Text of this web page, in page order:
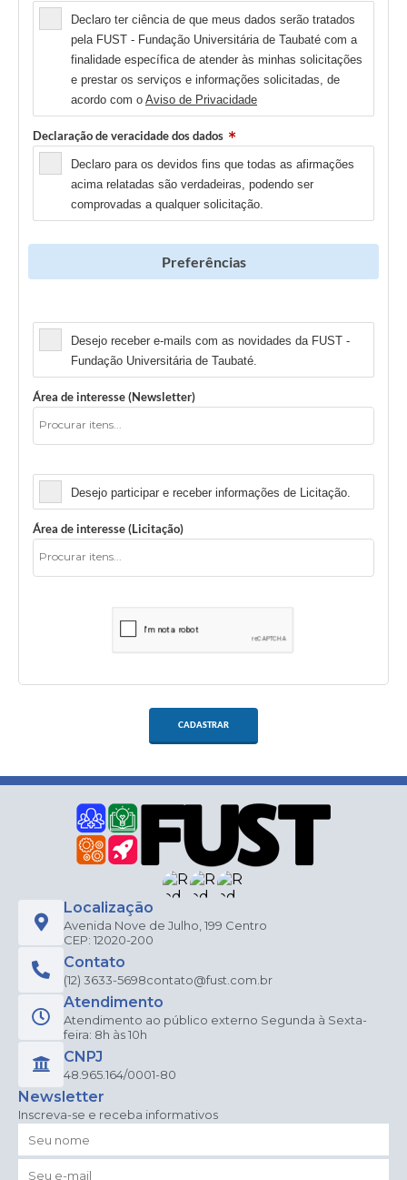
Declaro ter ciência de que meus dados serão tratados
pela FUST - Fundação Universitária de Taubaté com a
finalidade específica de atender às minhas solicitações
e prestar os serviços e informações solicitadas, de
acordo com o Aviso de Privacidade
Declaração de veracidade dos dados
Declaro para os devidos fins que todas as afirmações
acima relatadas são verdadeiras, podendo ser
comprovadas a qualquer solicitação.
Preferências
Desejo receber e-mails com as novidades da FUST -
Fundação Universitária de Taubaté.
Área de interesse (Newsletter)
Desejo participar e receber informações de Licitação.
Área de interesse (Licitação)
CADASTRAR
Localização
Avenida Nove de Julho, 199 Centro
CEP: 12020-200
Contato
(12) 3633-5698contato@fust.com.br
Atendimento
Atendimento ao público externo Segunda à Sexta-
feira: 8h às 10h
CNPJ
48.965.164/0001-80
Newsletter
Inscreva-se e receba informativos